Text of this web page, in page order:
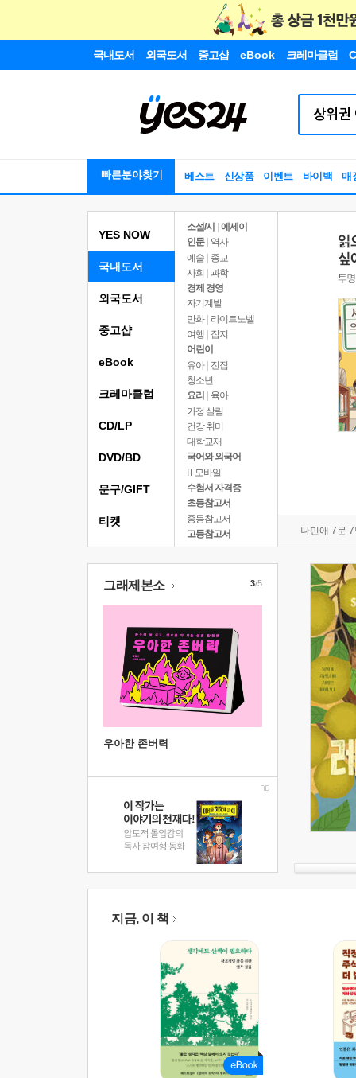
국내도서 외국도서 중고샵 eBook 크레마클럽
빠른분야찾기 베스트 신상품 이벤트 바이백 매
YES NOW
국내도서
소설/시
에세이
인문
역사
예술 | 종교
사회 | 과학
경제 경영
자기계발
만화 | 라이트노벨
여행
잡지
어린이
유아 | 전집
청소년
요리
육아
가정 살림
건강 취미
대학교재
국어와 외국어
IT 모바일
수험서 자격증
초등참고서
중등참고서
고등참고서
나민애 7문
외국도서
중고샵
eBook
크레마클럽
CD/LP
DVD/BD
문구/GIFT
티켓
그래제본소
우아한 존버력
3/5
지금, 이 책